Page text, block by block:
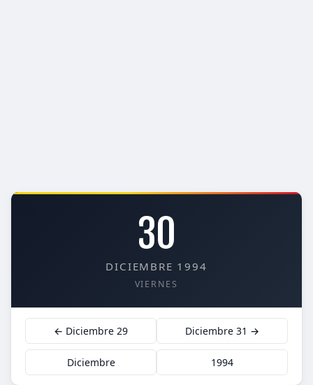
30
DICIEMBRE 1994
VIERNES
← Diciembre 29 Diciembre 31 →
Diciembre 1994